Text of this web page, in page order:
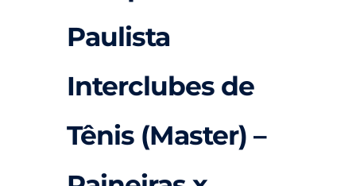
Paulista
Interclubes de
Tênis (Master) –